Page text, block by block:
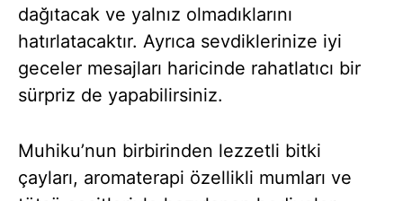
dağıtacak ve yalnız olmadıklarını
hatırlatacaktır. Ayrıca sevdiklerinize iyi
geceler mesajları haricinde rahatlatıcı bir
sürpriz de yapabilirsiniz.
Muhiku’nun birbirinden lezzetli bitki
çayları, aromaterapi özellikli mumları ve